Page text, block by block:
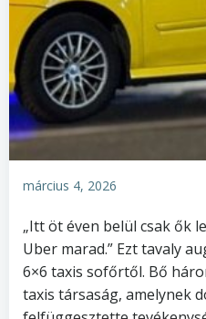
március 4, 2026
„Itt öt éven belül csak ők
Uber marad.” Ezt tavaly
6×6 taxis sofőrtől. Bő
taxis társaság, amelynek